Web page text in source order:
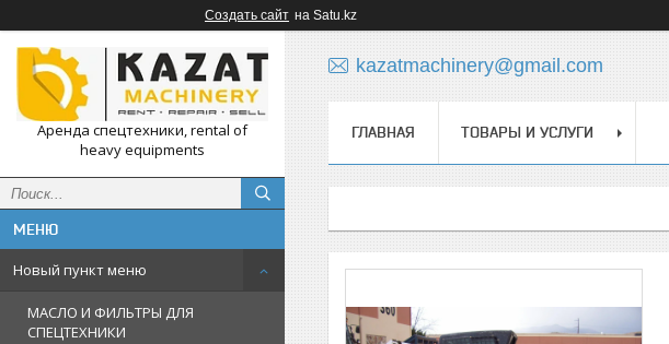
Создать сайт на Satu.kz
Аренда спецтехники, rental of
heavy equipments
Новый пункт меню
МАСЛО И ФИЛЬТРЫ ДЛЯ
СПЕЦТЕХНИКИ
kazatmachinery@gmail.com
ГЛАВНАЯ ТОВАРЫ И УСЛУГИ